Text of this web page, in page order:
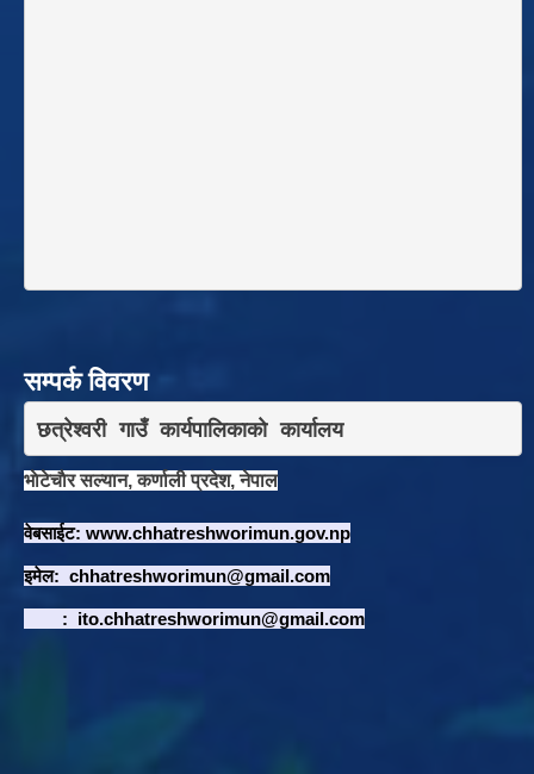
सम्पर्क विवरण
छत्रेश्वरी गाउँ कार्यपालिकाकाे कार्यालय
भाेटेचाैर सल्यान, कर्णाली प्रदेश, नेपाल
वेबसाईट: www.chhatreshworimun.gov.np
इमेल: chhatreshworimun@gmail.com
: ito.chhatreshworimun@gmail.com